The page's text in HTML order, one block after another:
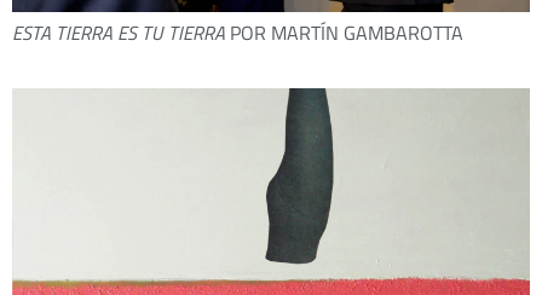
ESTA TIERRA ES TU TIERRA POR MARTÍN GAMBAROTTA